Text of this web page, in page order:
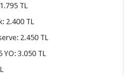
TL
2.400 TL
2.450 TL
3.050 TL